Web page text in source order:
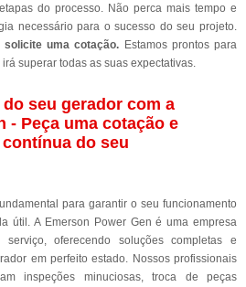
do processo. Não perca mais tempo e
necessário para o sucesso do seu projeto.
uma cotação. Estamos prontos para
superar todas as suas expectativas.
seu gerador com a
- Peça uma cotação e
do seu
para garantir o seu funcionamento
útil. A Emerson Power Gen é uma empresa
oferecendo soluções completas e
em perfeito estado. Nossos profissionais
inspeções minuciosas, troca de peças